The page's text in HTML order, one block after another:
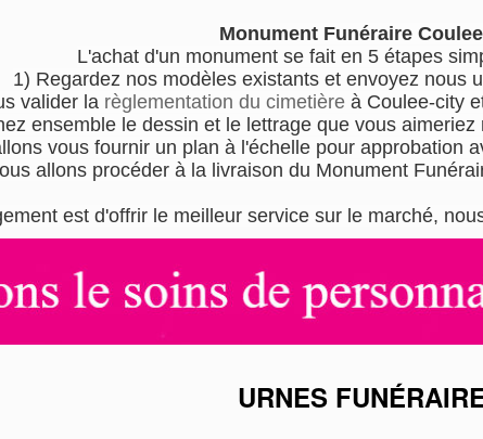
Monument Funéraire
L'achat d'un monument se fait en 5 étapes
1) Regardez nos modèles existants et envoyez nous
valider la règlementation du cimetièreà Coulee-city
ensemble le dessin et le lettrage que vous
vous fournir un plan à l'échelle pour approbation
allons procéder à la livraison du Monument
est d'offrir le meilleur service sur le marché,
URNES